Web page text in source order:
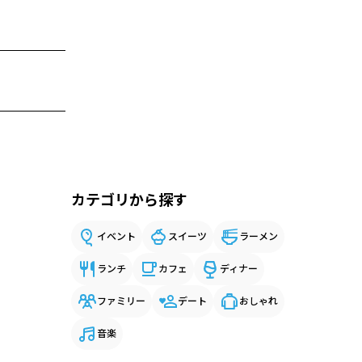
カテゴリから探す
イベント スイーツ ラーメン
ランチ カフェ ディナー
ファミリー デート おしゃれ
音楽